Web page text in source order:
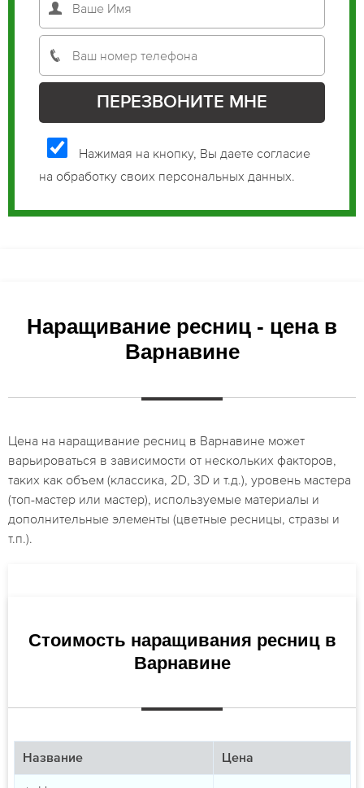
Нажимая на кнопку, Вы даете согласие
на обработку своих персональных данных.
Наращивание ресниц - цена в
Варнавине
Цена на наращивание ресниц в Варнавине может
варьироваться в зависимости от нескольких факторов,
таких как объем (классика, 2D, 3D и т.д.), уровень мастера
(топ-мастер или мастер), используемые материалы и
дополнительные элементы (цветные ресницы, стразы и
т.п.).
Стоимость наращивания ресниц в
Варнавине
Название Цена